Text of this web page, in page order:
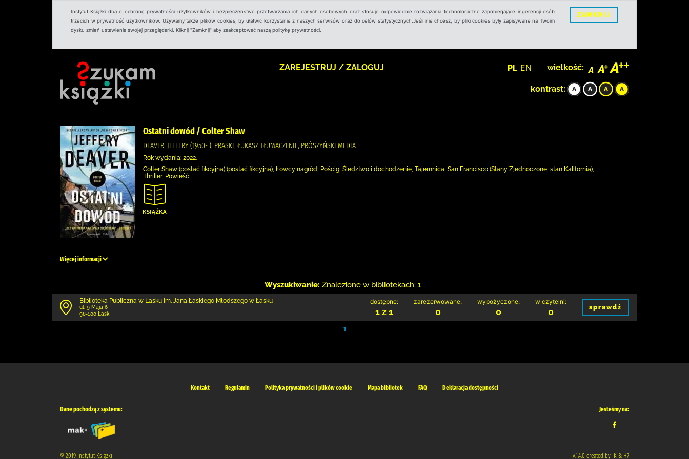
Instytut Książki dba o ochronę prywatności użytkowników i bezpieczeństwo przetwarzania ich danych osobowych oraz stosuje odpowiednie rozwiązania technologiczne zapobiegające ingerencji osób
trzecich w prywatność użytkowników. Używamy także plików cookies, by ułatwić korzystanie z naszych serwisów oraz do celów statystycznych.Jeśli nie chcesz, by pliki cookies były zapisywane na Twoim
dysku zmień ustawienia swojej przeglądarki. Kliknij "Zamknij" aby zaakceptować naszą politykę prywatności.
ZAMKNIJ
ZAREJESTRUJ / ZALOGUJ PL EN wielkość:
kontrast:
Ostatni dowód / Colter Shaw
DEAVER, JEFFERY (1950- ), PRASKI, ŁUKASZ TŁUMACZENIE, PRÓSZYŃSKI MEDIA
Rok wydania: 2022.
Colter Shaw (postać fikcyjna) (postać fikcyjna), Łowcy nagród, Pościg, Śledztwo i dochodzenie, Tajemnica, San Francisco (Stany Zjednoczone, stan Kalifornia),
Thriller, Powieść
Więcej informacji
Wyszukiwanie: Znalezione w bibliotekach: 1 .
Biblioteka Publiczna w Łasku im. Jana Łaskiego Młodszego w Łasku
ul. 9 Maja 6
98-100 Łask
dostępne:
1 z 1
zarezerwowane:
0
wypożyczone:
0
w czytelni:
0 sprawdź
1
Kontakt Regulamin Polityka prywatności i plików cookie Mapa bibliotek FAQ Deklaracja dostępności
Dane pochodzą z systemu: Jesteśmy na:
© 2019 Instytut Książki v.1.4.0 created by IK & H7